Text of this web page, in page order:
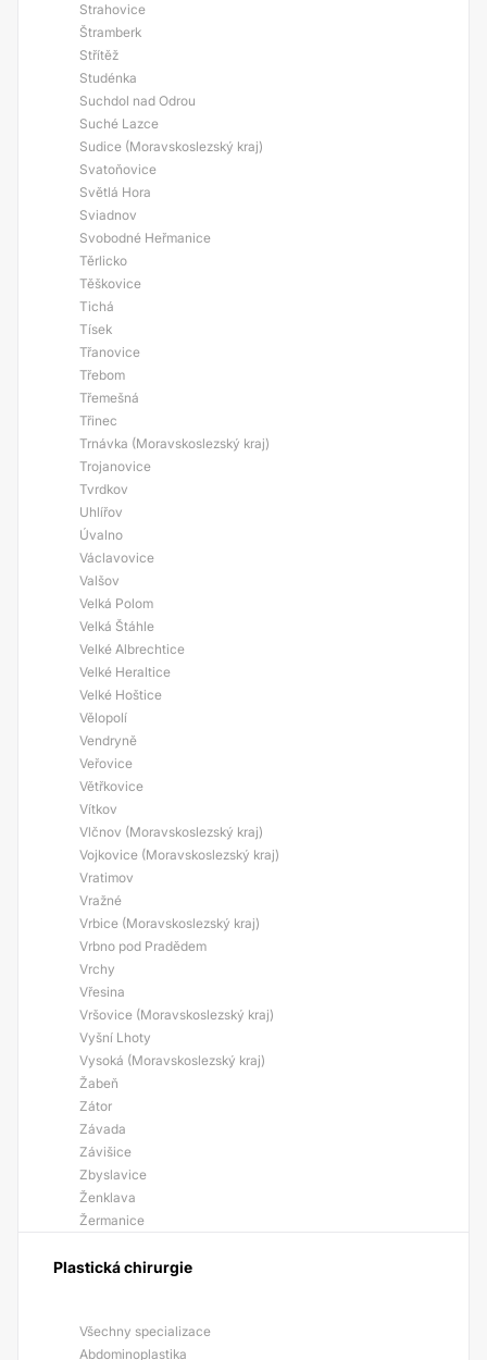
Strahovice
Štramberk
Střítěž
Studénka
Suchdol nad Odrou
Suché Lazce
Sudice (Moravskoslezský kraj)
Svatoňovice
Světlá Hora
Sviadnov
Svobodné Heřmanice
Těrlicko
Těškovice
Tichá
Tísek
Třanovice
Třebom
Třemešná
Třinec
Trnávka (Moravskoslezský kraj)
Trojanovice
Tvrdkov
Uhlířov
Úvalno
Václavovice
Valšov
Velká Polom
Velká Štáhle
Velké Albrechtice
Velké Heraltice
Velké Hoštice
Vělopolí
Vendryně
Veřovice
Větřkovice
Vítkov
Vlčnov (Moravskoslezský kraj)
Vojkovice (Moravskoslezský kraj)
Vratimov
Vražné
Vrbice (Moravskoslezský kraj)
Vrbno pod Pradědem
Vrchy
Vřesina
Vršovice (Moravskoslezský kraj)
Vyšní Lhoty
Vysoká (Moravskoslezský kraj)
Žabeň
Zátor
Závada
Závišice
Zbyslavice
Ženklava
Žermanice
Plastická chirurgie
Všechny specializace
Abdominoplastika